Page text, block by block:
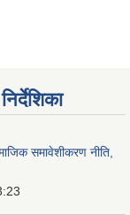
समावेशीकरण नीति,